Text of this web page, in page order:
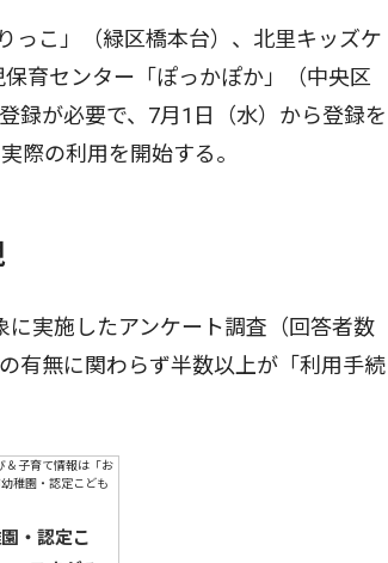
っこ」（緑区橋本台）、北里キッズケ
育センター「ぽっかぽか」（中央区
録が必要で、7月1日（水）から登録を
際の利用を開始する。
実施したアンケート調査（回答者数
有無に関わらず半数以上が「利用手続
・認定こ